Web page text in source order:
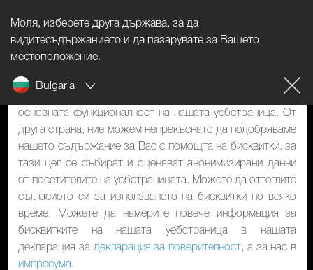
Моля, изберете друга държава, за да
видитесъдържанието и да пазарувате за Вашето
местоположение.
Bulgaria
Указание за бисквитките
Нашият уебстраница използва бисквитки. Те имат две
функции: От една страна, те са необходими за
основната функционалност на нашата уебстраница. От
друга страна, ние можем непрекъснато да подобряваме
нашето съдържание за Вас с помощта на бисквитки. за
тази цел се събират и оценяват анонимизирани данни
от посетителите на уебстраницата. Можете да оттеглите
съгласието си за използването на бисквитки по всяко
време. Можете да намерите повече информация за
бисквитките на нашата уебстраница в нашата
декларация за декларация за поверителност, а за нас в
импресума.